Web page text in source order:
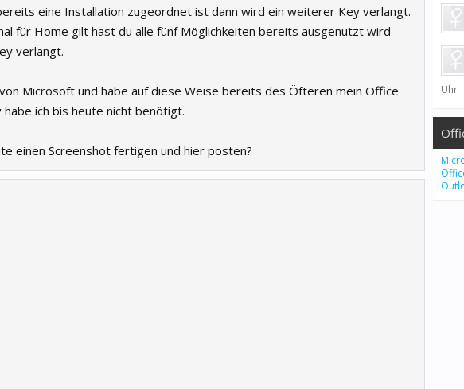
eine Installation zugeordnet ist dann wird ein weiterer Key verlangt.
für Home gilt hast du alle fünf Möglichkeiten bereits ausgenutzt wird
verlangt.
Microsoft und habe auf diese Weise bereits des Öfteren mein Office
habe ich bis heute nicht benötigt.
einen Screenshot fertigen und hier posten?
Uhr